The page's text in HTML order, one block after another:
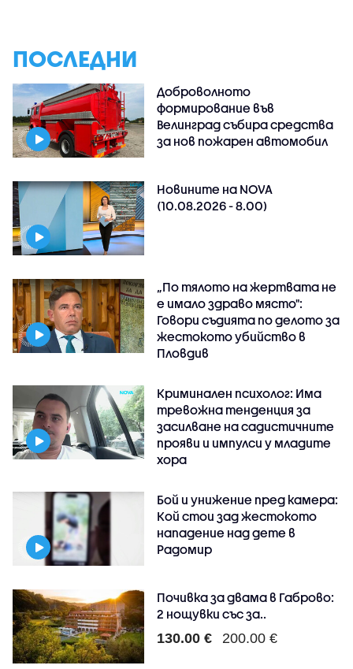
ПОСЛЕДНИ
Доброволното
формирование във
Велинград събира средства
за нов пожарен автомобил
Новините на NOVA
(10.08.2026 - 8.00)
„По тялото на жертвата не
е имало здраво място":
Говори съдията по делото за
жестокото убийство в
Пловдив
Криминален психолог: Има
тревожна тенденция за
засилване на садистичните
прояви и импулси у младите
хора
Бой и унижение пред камера:
Кой стои зад жестокото
нападение над дете в
Радомир
Почивка за двама в Габрово:
2 нощувки със за..
130.00 € 200.00 €